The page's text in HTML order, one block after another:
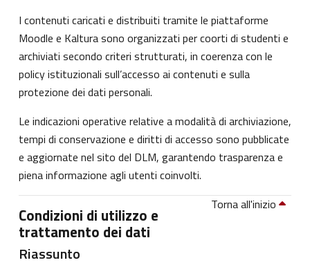
I contenuti caricati e distribuiti tramite le piattaforme
Moodle e Kaltura sono organizzati per coorti di studenti e
archiviati secondo criteri strutturati, in coerenza con le
policy istituzionali sull’accesso ai contenuti e sulla
protezione dei dati personali.
Le indicazioni operative relative a modalità di archiviazione,
tempi di conservazione e diritti di accesso sono pubblicate
e aggiornate nel sito del DLM, garantendo trasparenza e
piena informazione agli utenti coinvolti.
Torna all'inizio
Condizioni di utilizzo e
trattamento dei dati
Riassunto